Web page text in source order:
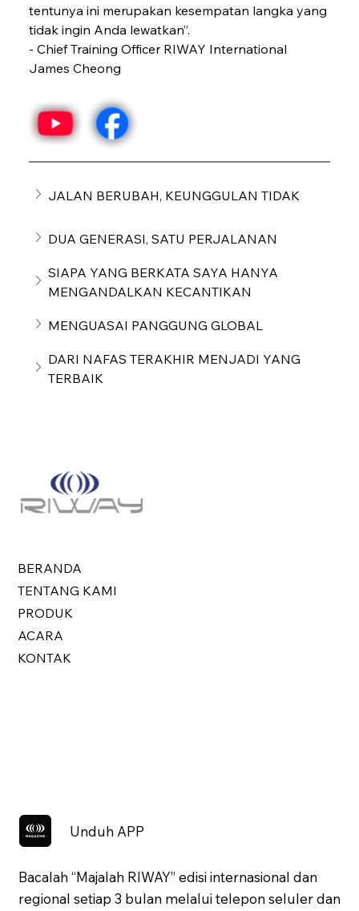
tentunya ini merupakan kesempatan langka yang
tidak ingin Anda lewatkan”.
- Chief Training Officer RIWAY International
James Cheong
JALAN BERUBAH, KEUNGGULAN TIDAK
DUA GENERASI, SATU PERJALANAN
SIAPA YANG BERKATA SAYA HANYA
MENGANDALKAN KECANTIKAN
MENGUASAI PANGGUNG GLOBAL
DARI NAFAS TERAKHIR MENJADI YANG
TERBAIK
BERANDA
TENTANG KAMI
PRODUK
ACARA
KONTAK
Unduh APP
Bacalah “Majalah RIWAY” edisi internasional dan
regional setiap 3 bulan melalui telepon seluler dan